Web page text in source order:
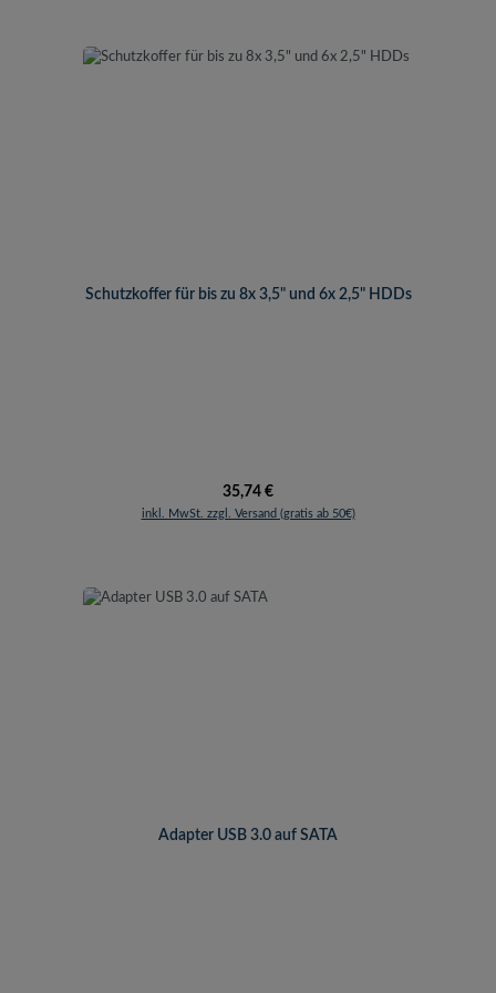
Schutzkoffer für bis zu 8x 3,5" und 6x 2,5" HDDs
Regulärer Preis:
35,74 €
inkl. MwSt. zzgl. Versand (gratis ab 50€)
Adapter USB 3.0 auf SATA